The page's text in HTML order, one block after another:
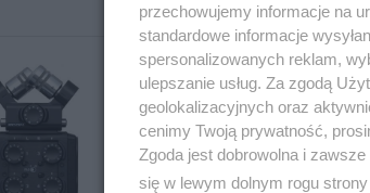
300,00 zł
przechowujemy informacje na
standardowe informacje
spersonalizowanych reklam,
ulepszanie usług. Za zgodą
geolokalizacyjnych oraz
cenimy Twoją prywatność,
Zgoda jest dobrowolna i
się w lewym dolnym rogu strony